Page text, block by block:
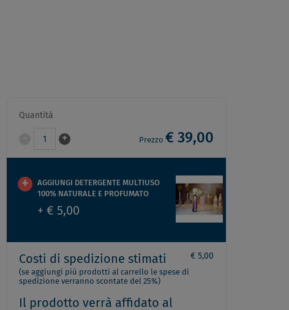
Quantità
1 + Prezzo € 39,00
AGGIUNGI DETERGENTE MULTIUSO
100% NATURALE E PROFUMATO
+ € 5,00
Costi di spedizione stimati € 5,00
(se aggiungi più prodotti al carrello le spese di
spedizione verranno scontate del 25%)
Il prodotto verrà affidato al